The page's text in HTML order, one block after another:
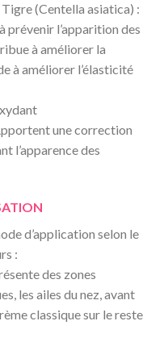
(Centella asiatica) :
prévenir l’apparition des
à améliorer la
à améliorer l’élasticité
une correction
l’apparence des
d’application selon le
:
des zones
les ailes du nez, avant
classique sur le reste